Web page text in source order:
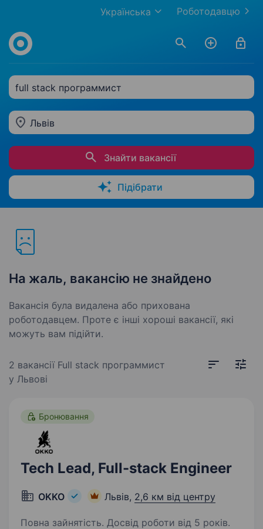
Роботодавцю
Українська
full stack программист
Львів
Знайти вакансії
Підібрати
На жаль, вакансію не знайдено
Вакансія була видалена або прихована
роботодавцем. Проте є інші хороші вакансії, які
можуть вам підійти.
2 вакансії Full stack программист
у Львові
Бронювання
Tech Lead, Full-stack Engineer
OKKO Львів, 2,6 км від центру
Повна зайнятість. Досвід роботи від 5 років.